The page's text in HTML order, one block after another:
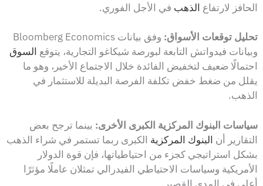
الحافز لارتفاع الذهب في الأجل الفوري.
تحليل توقعات الأسواق:
وفق بيانات Bloomberg Economics
وبيانات فيدواتش التابعة لبورصة شيكاغو التجارية، يتوقع السوق
احتمالًا ضعيف لتخفيض الفائدة خلال الاجتماع الأخير، وهو ما
يقلل من ضغط خفض تكلفة الفرصة البديلة للاستثمار في
الذهب.
سياسات البنوك المركزية الكبرى الأخرى: بينما ترجح بعض
التقارير أن البنوك المركزية الكبرى ربما تستمر في شراء الذهب
بشكل استراتيجي كجزء من احتياطياتها، فإن قوة الدولار
الأمريكية وسياسات الاحتياطي الفيدرالي تمثلان عاملًا مؤثرًا